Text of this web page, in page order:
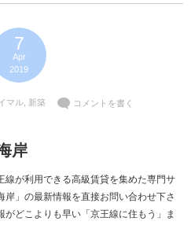
7
Apr
2019
マル 新築
コメントを書く
岸
線が利用できる高級賃貸を集めた専門サ
岸」の最新情報を直接お問い合わせ下さ
どこよりも早い「京王線に住もう」ま